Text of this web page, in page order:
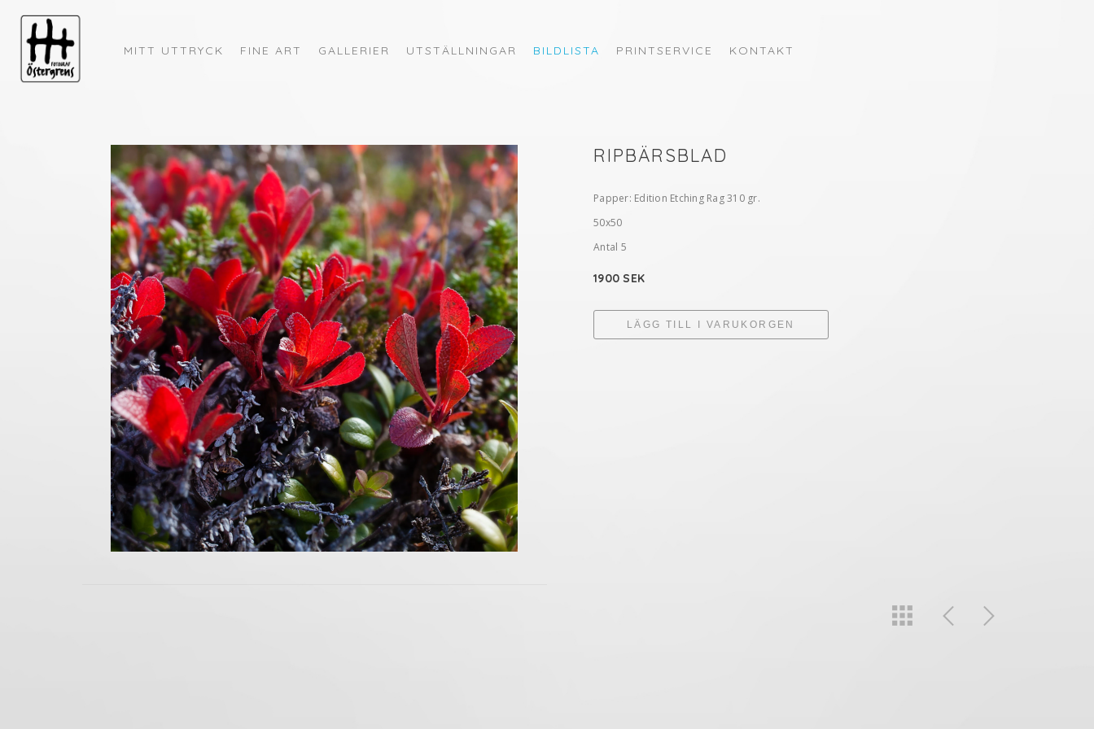
MITT UTTRYCK FINE ART GALLERIER UTSTÄLLNINGAR BILDLISTA PRINTSERVICE KONTAKT
RIPBÄRSBLAD
Papper: Edition Etching Rag 310 gr.
50x50
Antal 5
1900 SEK
LÄGG TILL I VARUKORGEN